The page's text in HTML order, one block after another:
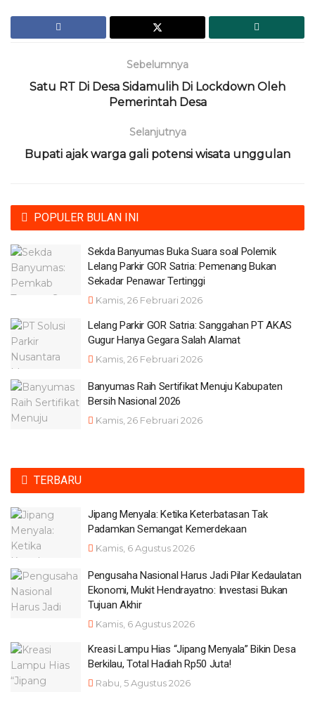
Sebelumnya
Satu RT Di Desa Sidamulih Di Lockdown Oleh
Pemerintah Desa
Selanjutnya
Bupati ajak warga gali potensi wisata unggulan
POPULER BULAN INI
Sekda Banyumas Buka Suara soal Polemik
Lelang Parkir GOR Satria: Pemenang Bukan
Sekadar Penawar Tertinggi
Kamis, 26 Februari 2026
Lelang Parkir GOR Satria: Sanggahan PT AKAS
Gugur Hanya Gegara Salah Alamat
Kamis, 26 Februari 2026
Banyumas Raih Sertifikat Menuju Kabupaten
Bersih Nasional 2026
Kamis, 26 Februari 2026
TERBARU
Jipang Menyala: Ketika Keterbatasan Tak
Padamkan Semangat Kemerdekaan
Kamis, 6 Agustus 2026
Pengusaha Nasional Harus Jadi Pilar Kedaulatan
Ekonomi, Mukit Hendrayatno: Investasi Bukan
Tujuan Akhir
Kamis, 6 Agustus 2026
Kreasi Lampu Hias “Jipang Menyala” Bikin Desa
Berkilau, Total Hadiah Rp50 Juta!
Rabu, 5 Agustus 2026